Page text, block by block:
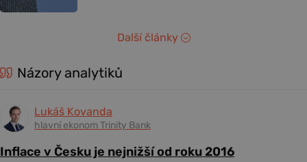
Další články
Názory analytiků
Lukáš Kovanda
hlavní ekonom Trinity Bank
Inflace v Česku je nejnižší od roku 2016